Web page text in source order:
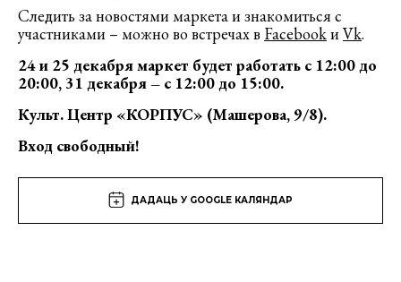
Следить за новостями маркета и знакомиться с
участниками – можно во встречах в FacebookиVk.
24 и 25 декабря маркет будет работать с 12:00 до
20:00, 31 декабря – с 12:00 до 15:00.
Культ. Центр «КОРПУС» (Машерова, 9/8).
Вход свободный!
ДАДАЦЬ У GOOGLE КАЛЯНДАР